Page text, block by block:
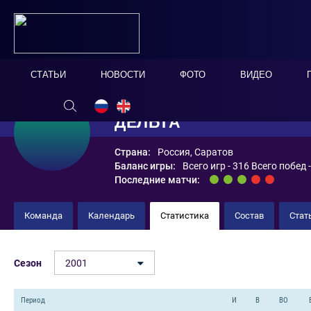
СТАТЬИ НОВОСТИ ФОТО ВИДЕО
ДЕЛЬТА
Страна:
Россия, Саратов
Баланс игры:
Всего игр - 316 Всего
Последние матчи:
Команда Календарь Статистика Состав
Сезон 2001
Период И В ВО